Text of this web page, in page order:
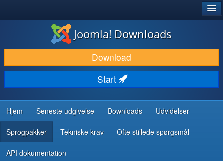
DOWNLOAD & UDVID
OPDAG & LÆR
FÆLLESSKABET & SUPPORT
UDVIKLERRESSOURCER
Joomla! Downloads
Download
Start
Hjem Seneste udgivelse Downloads Udvidelser
Sprogpakker Tekniske krav Ofte stillede spørgsmål
API dokumentation